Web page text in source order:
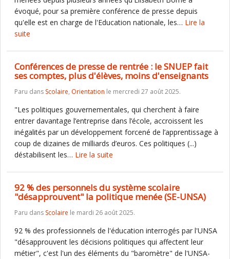
évoqué, pour sa première conférence de presse depuis
qu'elle est en charge de l'Education nationale, les… Lire la
suite
Conférences de presse de rentrée : le SNUEP fait
ses comptes, plus d'élèves, moins d'enseignants
Paru dans Scolaire, Orientation le mercredi 27 août 2025.
"Les politiques gouvernementales, qui cherchent à faire
entrer davantage l’entreprise dans l’école, accroissent les
inégalités par un développement forcené de l’apprentissage à
coup de dizaines de milliards d’euros. Ces politiques (...)
déstabilisent les… Lire la suite
92 % des personnels du système scolaire
"désapprouvent" la politique menée (SE-UNSA)
Paru dans Scolaire le mardi 26 août 2025.
92 % des professionnels de l'éducation interrogés par l'UNSA
"désapprouvent les décisions politiques qui affectent leur
métier", c'est l'un des éléments du "baromètre" de l'UNSA-